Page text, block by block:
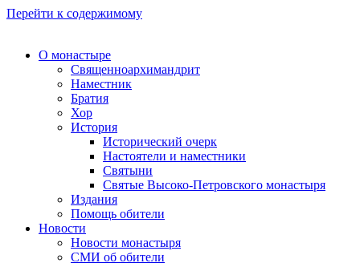
Перейти к содержимому
О монастыре
Священноархимандрит
Наместник
Братия
Хор
История
Исторический очерк
Настоятели и наместники
Святыни
Святые Высоко-Петровского монастыря
Издания
Помощь обители
Новости
Новости монастыря
СМИ об обители